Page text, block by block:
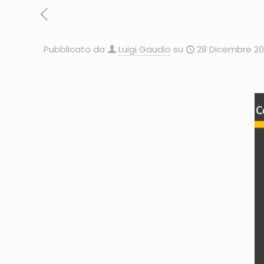
Pubblicato da Luigi Gaudio su 28 Dicembre